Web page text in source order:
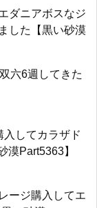
ダニアボスなジ
した【黒い砂漠
六6週してきた
してカラザド
漠Part5363】
ージ購入してエ